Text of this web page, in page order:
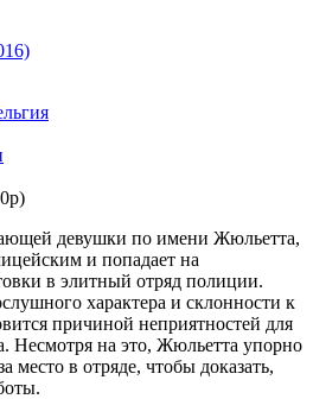
девушки по имени Жюльетта,
и попадает на
в элитный отряд полиции.
характера и склонности к
причиной неприятностей для
Несмотря на это, Жюльетта упорно
место в отряде, чтобы доказать,